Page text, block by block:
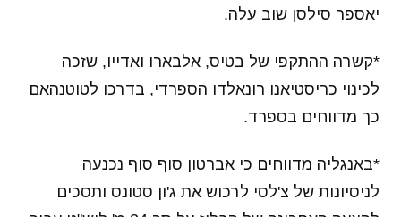
יאספר סילסן שוב עלה.
*קשרה ההתקפי של בטיס, אלבארו ואדייו, שזכה
לכינוי כריסטיאנו רונאלדו הספרדי, בדרכו לטוטנהאם
כך מדווחים בספרד.
*באנגליה מדווחים כי אברטון סוף סוף נכנעה
לניסיונות של צ'לסי לרכוש את ג'ון סטונס ותסכים